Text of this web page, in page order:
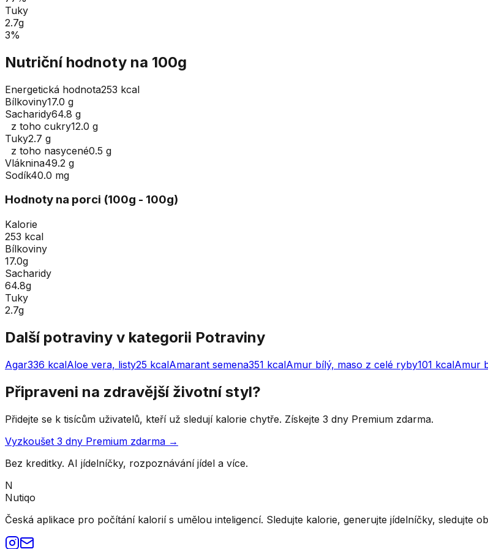
Tuky
2.7g
3%
Nutriční hodnoty na 100g
Energetická hodnota253 kcal
Bílkoviny17.0 g
Sacharidy64.8 g
z toho cukry12.0 g
Tuky2.7 g
z toho nasycené0.5 g
Vláknina49.2 g
Sodík40.0 mg
Hodnoty na porci (100g - 100g)
Kalorie
253 kcal
Bílkoviny
17.0g
Sacharidy
64.8g
Tuky
2.7g
Další potraviny v kategorii Potraviny
Agar336 kcalAloe vera, listy25 kcalAmarant semena351 kcalAmur bílý, maso z celé ryby101 kcalAmur
Připraveni na zdravější životní styl?
Přidejte se k tisícům uživatelů, kteří už sledují kalorie chytře. Získejte 3 dny Premium zdarma.
Vyzkoušet 3 dny Premium zdarma →
Bez kreditky. AI jídelníčky, rozpoznávání jídel a více.
N
Nutiqo
Česká aplikace pro počítání kalorií s umělou inteligencí. Sledujte kalorie, generujte jídelníčky, sledujte